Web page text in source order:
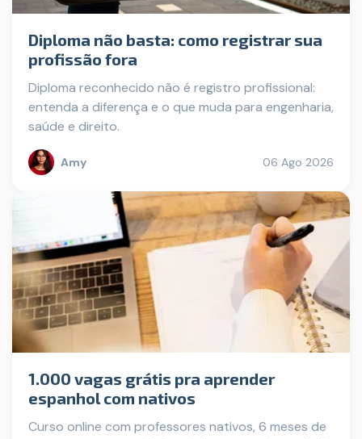
Diploma não basta: como registrar sua
profissão fora
Diploma reconhecido não é registro profissional:
entenda a diferença e o que muda para engenharia,
saúde e direito.
Amy 06 Ago 2026
1.000 vagas grátis pra aprender
espanhol com nativos
Curso online com professores nativos, 6 meses de